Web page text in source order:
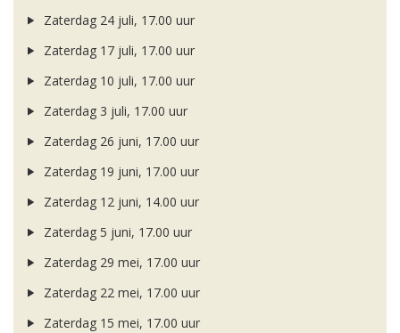
Zaterdag 24 juli, 17.00 uur
Zaterdag 17 juli, 17.00 uur
Zaterdag 10 juli, 17.00 uur
Zaterdag 3 juli, 17.00 uur
Zaterdag 26 juni, 17.00 uur
Zaterdag 19 juni, 17.00 uur
Zaterdag 12 juni, 14.00 uur
Zaterdag 5 juni, 17.00 uur
Zaterdag 29 mei, 17.00 uur
Zaterdag 22 mei, 17.00 uur
Zaterdag 15 mei, 17.00 uur